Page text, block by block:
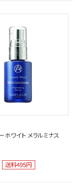
ホワイト メラルミナス